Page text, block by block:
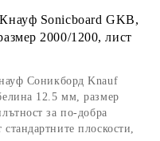
Кнауф Sonicboard GKB,
2000/1200, лист
Соникборд Knauf
12.5 мм, размер
за по-добрa
плоскости,